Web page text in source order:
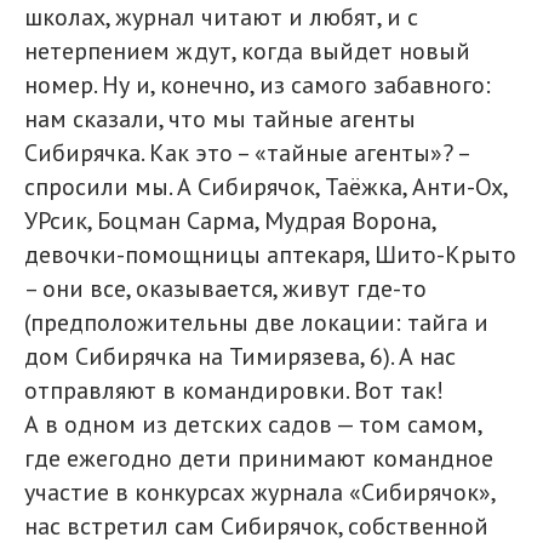
школах, журнал читают и любят, и с
нетерпением ждут, когда выйдет новый
номер. Ну и, конечно, из самого забавного:
нам сказали, что мы тайные агенты
Сибирячка. Как это – «тайные агенты»? –
спросили мы. А Сибирячок, Таёжка, Анти-Ох,
УРсик, Боцман Сарма, Мудрая Ворона,
девочки-помощницы аптекаря, Шито-Крыто
– они все, оказывается, живут где-то
(предположительны две локации: тайга и
дом Сибирячка на Тимирязева, 6). А нас
отправляют в командировки. Вот так!
А в одном из детских садов — том самом,
где ежегодно дети принимают командное
участие в конкурсах журнала «Сибирячок»,
нас встретил сам Сибирячок, собственной